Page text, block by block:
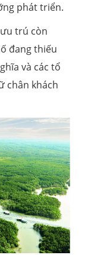
phát triển.
trú còn
đang thiếu
và các tổ
chân khách